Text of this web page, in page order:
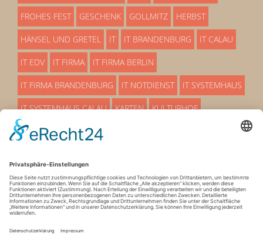
FROHES FEST GESCHENK GOLLMITZ HERBST
HÄNSEL UND GRETEL IT IT BRANDENBURG IT CALAU
IT EDV IT FIRMA IT FIRMA BERLIN
IT FIRMA BRANDENBURG IT NOTDIENST IT SYSTEMHAUS
IT SYSTEMHAUS CALAU KARTEN KULTURHOF
LÜBBENAU MÄRCHEN
SERVICEMITARBEITER SO EIN THEATER STADTHALLE
SYSTEMHAUS SYSTEMHAUS IT TERMIN